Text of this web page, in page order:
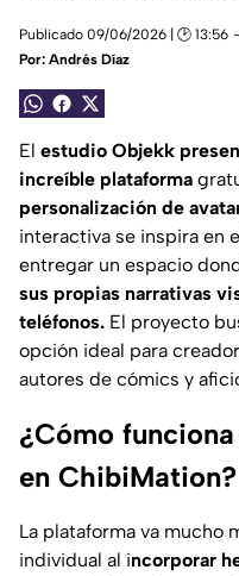
Publicado 09/06/2026 | 🕑 13:56
Por: Andrés Díaz
El estudio Objekk
increíble plataforma
personalización de
interactiva se inspira en
entregar un espacio
sus propias narrativas
teléfonos. El proyecto
opción ideal para
autores de cómics y
¿Cómo
en ChibiMation?
La plataforma va mucho
individual al incorporar